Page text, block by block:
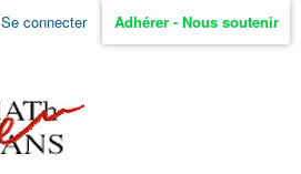
Aller
Se connecter Adhérer - Nous soutenir